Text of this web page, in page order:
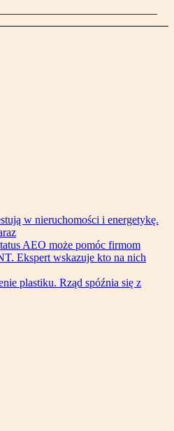
w nieruchomości i energetykę.
AEO może pomóc firmom
Ekspert wskazuje kto na nich
plastiku. Rząd spóźnia się z